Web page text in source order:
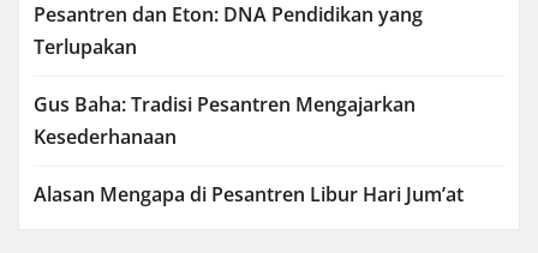
Pesantren dan Eton: DNA Pendidikan yang
Terlupakan
Gus Baha: Tradisi Pesantren Mengajarkan
Kesederhanaan
Alasan Mengapa di Pesantren Libur Hari Jum’at